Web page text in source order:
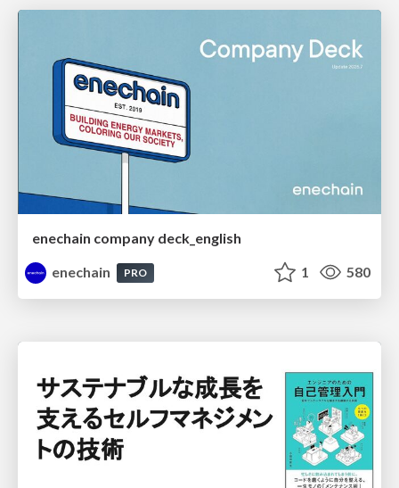
enechain company deck_english
enechain
PRO 1 580